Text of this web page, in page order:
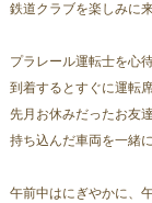
鉄道クラブを楽しみに
プラレール運転士を心
到着するとすぐに運転
先月お休みだったお友
持ち込んだ車両を一緒
午前中はにぎやかに、